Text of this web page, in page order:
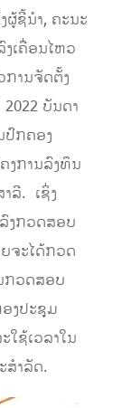
ຜູ້ຊີ້ນໍາ, ຄະນະ
ເຄື່ອນໄຫວ
ານຈັດຕັ້ງ
ບັນດາ
ປົກຄອງ
ງການລົງທຶນ
ລີ. ເຊິ່ງ
ງກວດສອບ
ຈະໄດ້ກວດ
ກວດສອບ
ງປະຊຸມ
ໃຊ້ເວລາໃນ
ສໍາລັດ.